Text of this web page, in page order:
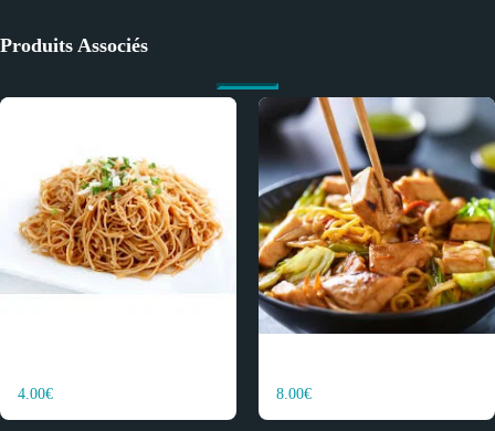
Produits Associés
4.00€ 8.00€